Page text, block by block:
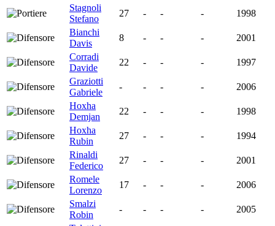
Stagnoli
Stefano
27 - - -
1998
Bianchi
Davis
8 - - -
2001
Corradi
Davide
22 - - -
1997
Graziotti
Gabriele
- - - -
2006
Hoxha
Demjan
22 - - -
1998
Hoxha
Rubin
27 - - -
1994
Rinaldi
Federico
27 - - -
2001
Romele
Lorenzo
17 - - -
2006
Smalzi
Robin
- - - -
2005